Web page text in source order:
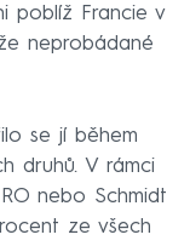
poblíž Francie v
neprobádané
se jí během
druhů. V rámci
nebo Schmidt
ze všech